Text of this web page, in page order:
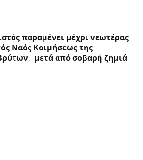
παραμένει μέχρι νεωτέρας
Ναός Κοιμήσεως της
μετά από σοβαρή ζημιά